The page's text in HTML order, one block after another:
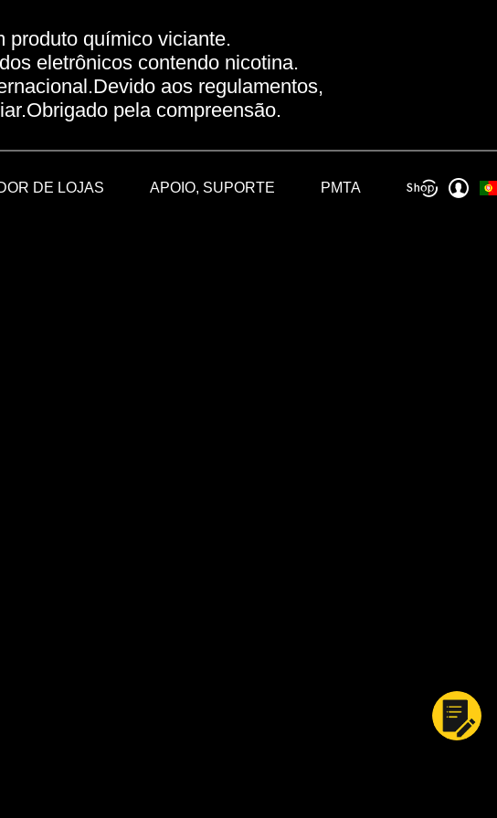
produto químico viciante.
eletrônicos contendo nicotina.
aos regulamentos,
pela compreensão.
DE LOJAS APOIO, SUPORTE PMTA